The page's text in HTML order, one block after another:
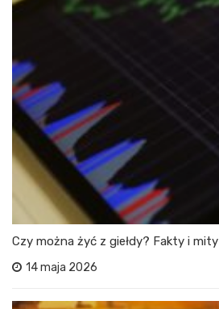
Czy można żyć z giełdy? Fakty i mity
14 maja 2026